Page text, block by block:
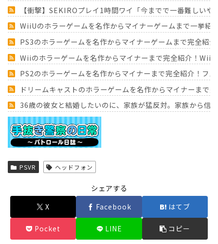
【衝撃】SEKIROプレイ1時間ワイ「今までで一番難しい
WiiUのホラーゲームを名作からマイナーゲームまで一挙紹
PS3のホラーゲームを名作からマイナーゲームまで完全紹
Wiiのホラーゲームを名作からマイナーまで完全紹介！Wii
PS2のホラーゲームを名作からマイナーまで完全紹介！フ
ドリームキャストのホラーゲームを名作からマイナーまで
36歳の彼女と結婚したいのに、家族が猛反対。家族から信
Powered by livedoor 相互RSS
PSVR ヘッドフォン
シェアする
X Facebook はてブ
Pocket LINE コピー